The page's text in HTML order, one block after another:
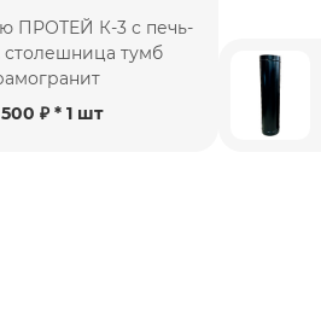
ПРОТЕЙ К-3 с печь-
столешница тумб
500 ₽ * 1 шт